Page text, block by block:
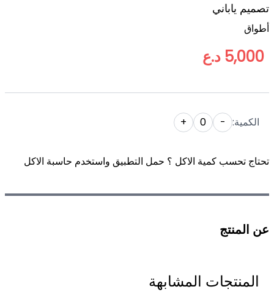
تصميم ياباني
‌أطواق
5,000 د.ع
الكمية: -
0
+
تحتاج تحسب كمية الاكل ؟ حمل التطبيق واستخدم حاسبة الاكل
عن المنتج
المنتجات المشابهة